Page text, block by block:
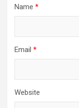
Name *
Email *
Website